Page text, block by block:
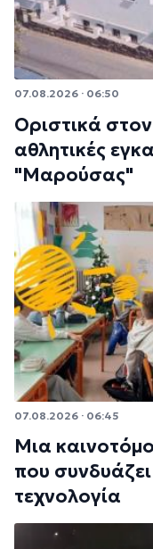
07.08.2026 · 06:50
Οριστικά
αθλητικές
"Μαρούσας"
07.08.2026 · 06:45
Μια
που
τεχνολογία